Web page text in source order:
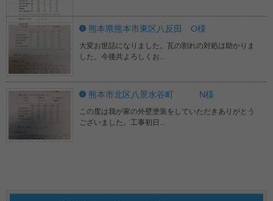
熊本県熊本市東区八反田 O様
大変お世話になりました。瓦の割れの対処は助かりま
した。今後共よろしくお...
熊本市北区八景水谷町 N様
この度は我が家の外壁塗装をしていただきありがとう
ございました。工事初日...